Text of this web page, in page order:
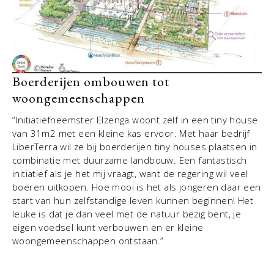
Boerderijen ombouwen tot
woongemeenschappen
“Initiatiefneemster Elzenga woont zelf in een tiny house
van 31m2 met een kleine kas ervoor. Met haar bedrijf
LiberTerra wil ze bij boerderijen tiny houses plaatsen in
combinatie met duurzame landbouw. Een fantastisch
initiatief als je het mij vraagt, want de regering wil veel
boeren uitkopen. Hoe mooi is het als jongeren daar een
start van hun zelfstandige leven kunnen beginnen! Het
leuke is dat je dan veel met de natuur bezig bent, je
eigen voedsel kunt verbouwen en er kleine
woongemeenschappen ontstaan.”